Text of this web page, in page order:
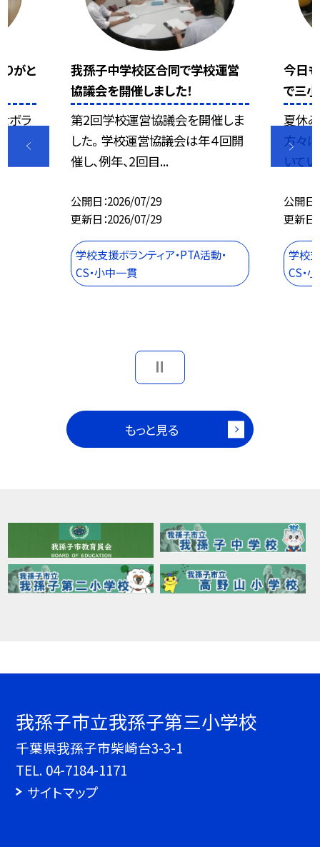
がと
ボラ
我孫子中学校区合同で学校運営
協議会を開催しました！
第2回学校運営協議会を開催しま
した。 学校運営協議会は年４回開
催し、例年、2回目...
公開日 2026/07/29
更新日 2026/07/29
学校支援ボランティア・PTA活動・
CS・小中一貫
今日
で三
夏休
方々
いて
公開日
更新日
学校
CS・
もっと見る
我孫子市立我孫子第三小学校
千葉県我孫子市柴崎台3-3-1
TEL. 04-7184-1171
サイトマップ